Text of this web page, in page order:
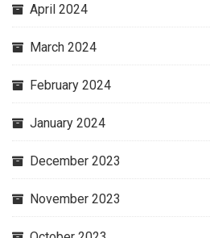
April 2024
March 2024
February 2024
January 2024
December 2023
November 2023